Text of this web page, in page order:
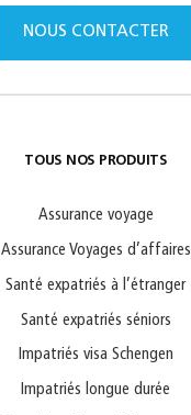
NOUS CONTACTER
TOUS NOS PRODUITS
Assurance voyage
Assurance Voyages d’affaires
Santé expatriés à l’étranger
Santé expatriés séniors
Impatriés visa Schengen
Impatriés longue durée